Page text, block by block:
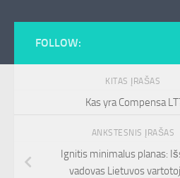
FOLLOW:
KITAS ĮRAŠAS
Kas yra Compensa
ANKSTESNIS ĮRAŠAS
Ignitis minimalus planas:
vadovas Lietuvos